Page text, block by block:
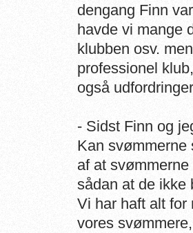
dengang Finn
havde vi mange
klubben osv.
professionel
også
- Sidst Finn og
Kan
af at
sådan at de ikke
Vi har haft alt
vores